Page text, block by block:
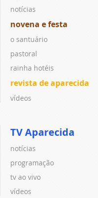
notícias
novena e festa
o santuário
pastoral
rainha hotéis
revista de aparecida
vídeos
TV Aparecida
notícias
programação
tv ao vivo
vídeos